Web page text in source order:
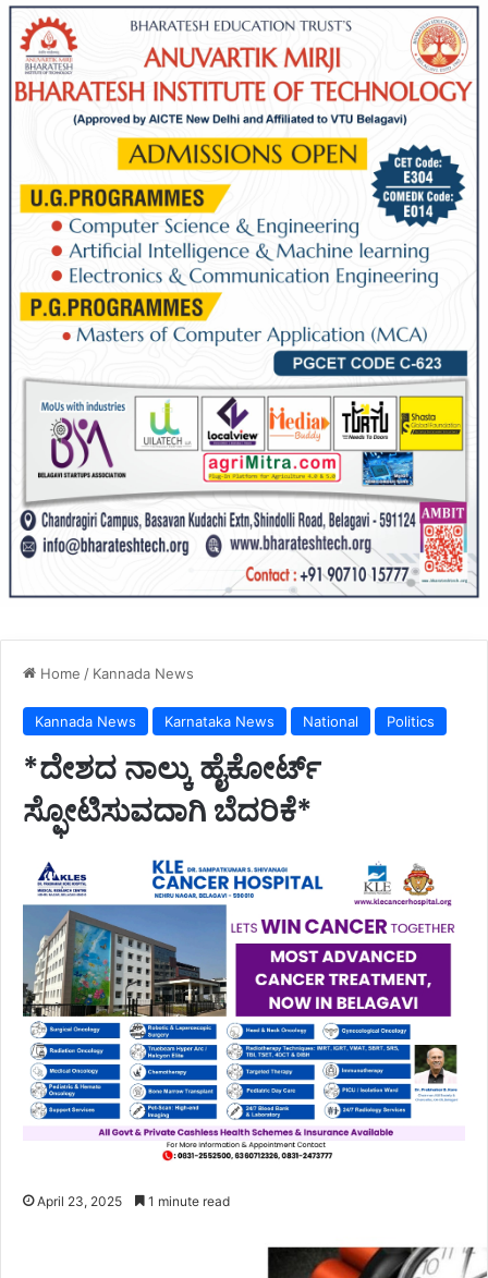
Home / Kannada News
Kannada News Karnataka News National Politics
*ದೇಶದ ನಾಲ್ಕು ಹೈಕೋರ್ಟ್
ಸ್ಫೋಟಿಸುವದಾಗಿ ಬೆದರಿಕೆ*
April 23, 2025 1 minute read